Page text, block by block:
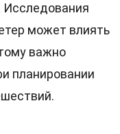
Исследования
может влиять
важно
планировании